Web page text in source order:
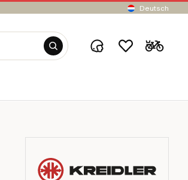
Deutsch